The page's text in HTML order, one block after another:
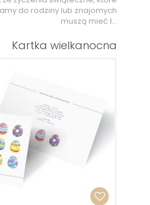
do rodziny lub znajomych
muszą mieć ł...
Kartka wielkanocna